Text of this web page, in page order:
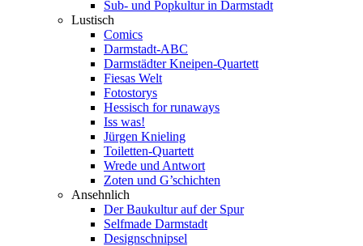
Sub- und Popkultur in Darmstadt
Lustisch
Comics
Darmstadt-ABC
Darmstädter Kneipen-Quartett
Fiesas Welt
Fotostorys
Hessisch for runaways
Iss was!
Jürgen Knieling
Toiletten-Quartett
Wrede und Antwort
Zoten und G’schichten
Ansehnlich
Der Baukultur auf der Spur
Selfmade Darmstadt
Designschnipsel